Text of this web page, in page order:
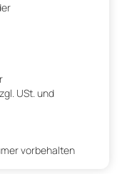
USt. und
vorbehalten